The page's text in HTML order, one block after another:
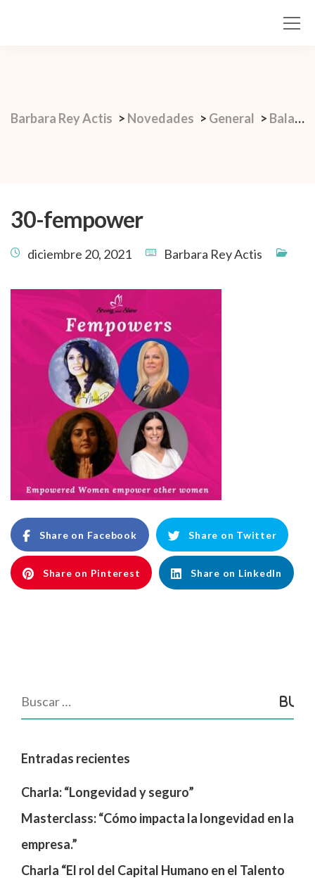
Barbara Rey Actis > Novedades > General > Balance 2021: colaborativo, productivo y prometedor.
30-fempower
diciembre 20, 2021 Barbara Rey Actis
Share on Facebook Share on Twitter
Share on Pinterest Share on LinkedIn
Entradas recientes
Charla: “Longevidad y seguro”
Masterclass: “Cómo impacta la longevidad en la
empresa.”
Charla “El rol del Capital Humano en el Talento